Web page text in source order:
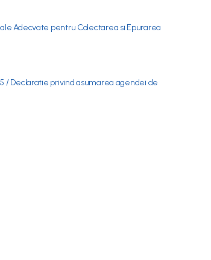
Adecvate pentru Colectarea si Epurarea
/ Declaratie privind asumarea agendei de